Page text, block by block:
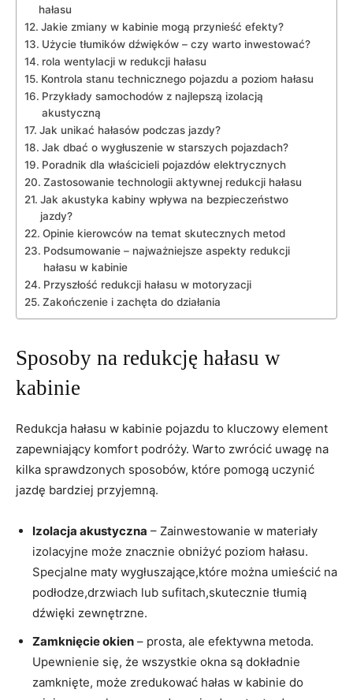
hałasu
Jakie zmiany w kabinie‍ mogą przynieść efekty?
Użycie tłumików dźwięków – czy warto inwestować?
rola wentylacji w redukcji⁤ hałasu
Kontrola stanu technicznego pojazdu ‍a poziom‌ hałasu
Przykłady samochodów z najlepszą ‌izolacją
⁢akustyczną
Jak unikać⁢ hałasów podczas ‍jazdy?
Jak‌ dbać o wygłuszenie w starszych pojazdach?
Poradnik⁢ dla właścicieli pojazdów elektrycznych
Zastosowanie ⁤technologii aktywnej redukcji hałasu
Jak​ akustyka kabiny wpływa na bezpieczeństwo
jazdy?
Opinie kierowców na temat skutecznych metod
Podsumowanie – najważniejsze aspekty redukcji
hałasu ‍w kabinie
Przyszłość redukcji ⁣hałasu w motoryzacji
Zakończenie i zachęta do ⁢działania
Sposoby ⁤na redukcję ⁣hałasu w
kabinie
Redukcja hałasu w kabinie pojazdu ‌to kluczowy element
zapewniający komfort podróży. Warto zwrócić uwagę na
kilka sprawdzonych sposobów, które pomogą uczynić
jazdę bardziej⁤ przyjemną.
Izolacja akustyczna – Zainwestowanie w materiały
izolacyjne może znacznie obniżyć poziom ​hałasu.⁢
Specjalne‌ maty ‌wygłuszające,które można umieścić na
podłodze,drzwiach lub sufitach,skutecznie tłumią
dźwięki⁣ zewnętrzne.
Zamknięcie okien ​– prosta, ale efektywna metoda.
Upewnienie się, że wszystkie okna są dokładnie
zamknięte, może zredukować hałas w ‍kabinie do